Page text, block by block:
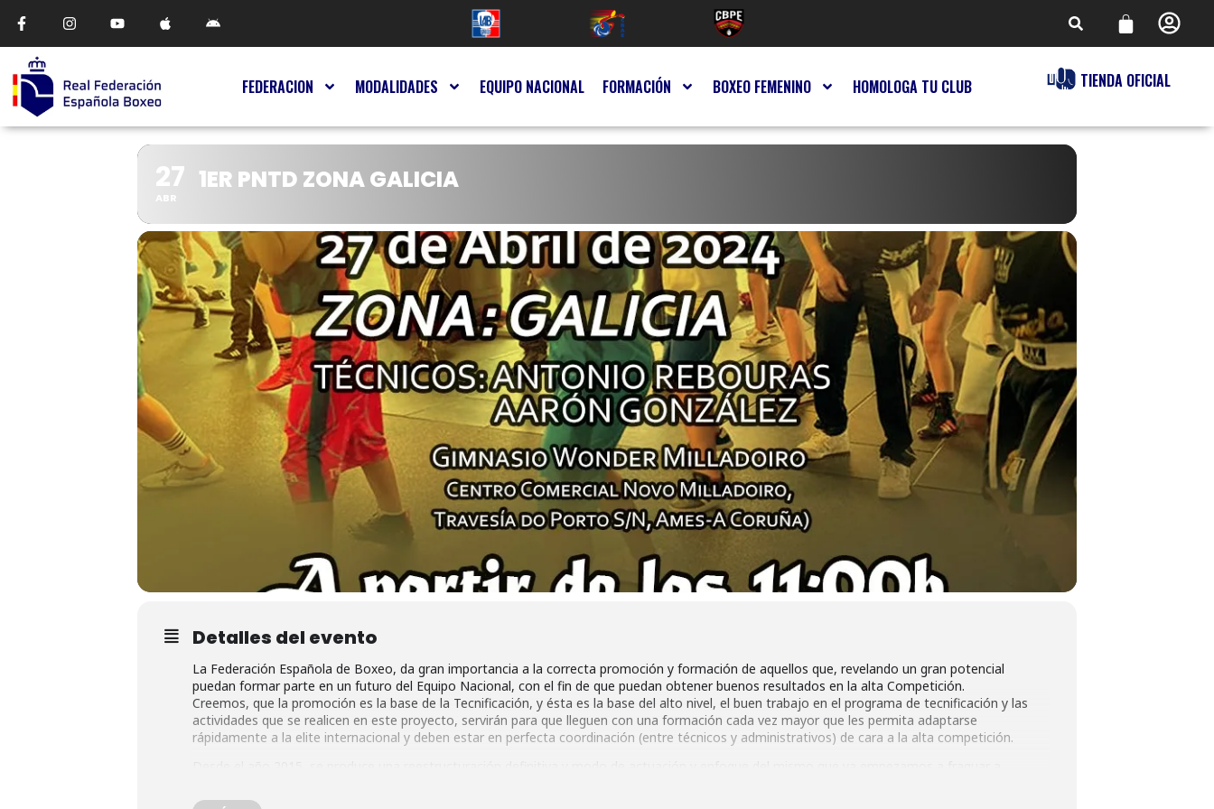
FEDERACION MODALIDADES EQUIPO NACIONAL FORMACIÓN BOXEO FEMENINO HOMOLOGA TU CLUB TIENDA OFICIAL
27
ABR
1ER PNTD ZONA GALICIA
Detalles del evento
La Federación Española de Boxeo, da gran importancia a la correcta promoción y formación de aquellos que, revelando un gran potencial
puedan formar parte en un futuro del Equipo Nacional, con el fin de que puedan obtener buenos resultados en la alta Competición.
Creemos, que la promoción es la base de la Tecnificación, y ésta es la base del alto nivel, el buen trabajo en el programa de tecnificación y las
actividades que se realicen en este proyecto, servirán para que lleguen con una formación cada vez mayor que les permita adaptarse
rápidamente a la elite internacional y deben estar en perfecta coordinación (entre técnicos y administrativos) de cara a la alta competición.
El Programa Nacional de Tecnificación Deportiva está destinado a todas las Federaciones Autonómicas.